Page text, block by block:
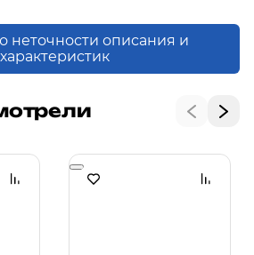
неточности описания и
характеристик